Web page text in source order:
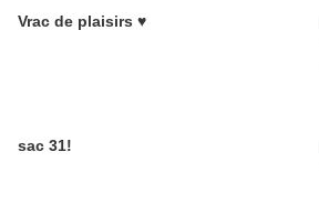
Vrac de plaisirs ♥
sac 31!